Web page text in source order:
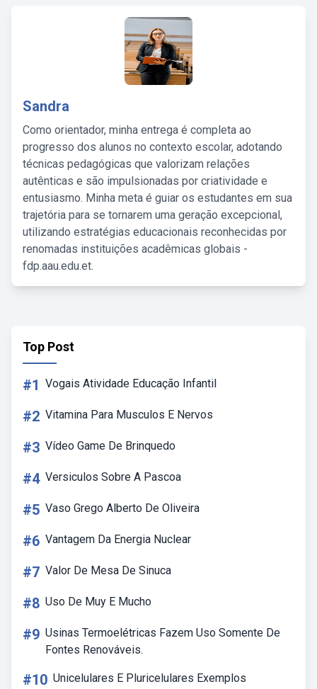
Sandra
Como orientador, minha entrega é completa ao
progresso dos alunos no contexto escolar, adotando
técnicas pedagógicas que valorizam relações
autênticas e são impulsionadas por criatividade e
entusiasmo. Minha meta é guiar os estudantes em sua
trajetória para se tornarem uma geração excepcional,
utilizando estratégias educacionais reconhecidas por
renomadas instituições acadêmicas globais -
fdp.aau.edu.et.
Top Post
#1 Vogais Atividade Educação Infantil
#2 Vitamina Para Musculos E Nervos
#3 Vídeo Game De Brinquedo
#4 Versiculos Sobre A Pascoa
#5 Vaso Grego Alberto De Oliveira
#6 Vantagem Da Energia Nuclear
#7 Valor De Mesa De Sinuca
#8 Uso De Muy E Mucho
#9 Usinas Termoelétricas Fazem Uso Somente De
Fontes Renováveis.
#10 Unicelulares E Pluricelulares Exemplos